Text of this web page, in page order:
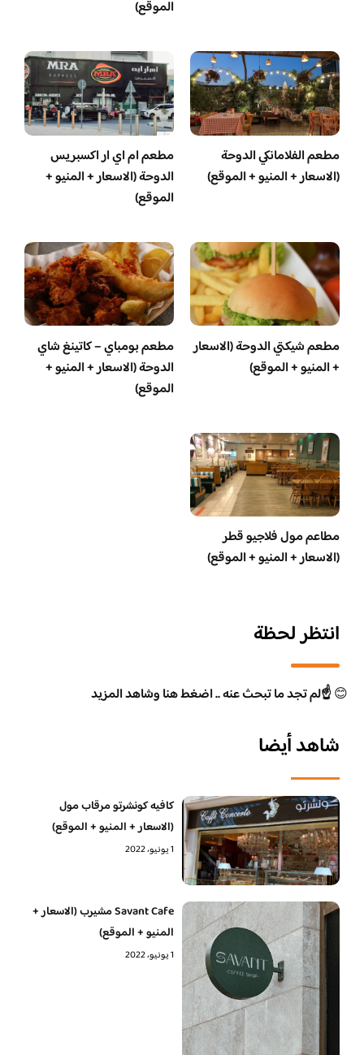
الموقع)
مطعم الفلامانكي الدوحة
(الاسعار + المنيو + الموقع)
مطعم ام اي ار اكسبريس
الدوحة (الاسعار + المنيو +
الموقع)
مطعم شيكتي الدوحة (الاسعار
+ المنيو + الموقع)
مطعم بومباي – كاتينغ شاي
الدوحة (الاسعار + المنيو +
الموقع)
مطاعم مول فلاجيو قطر
(الاسعار + المنيو + الموقع)
انتظر لحظة
😊☝️لم تجد ما تبحث عنه .. اضغط هنا وشاهد المزيد
شاهد أيضا
كافيه كونشرتو مرقاب مول
(الاسعار + المنيو + الموقع)
1 يونيو، 2022
Savant Cafe مشيرب (الاسعار +
المنيو + الموقع)
1 يونيو، 2022